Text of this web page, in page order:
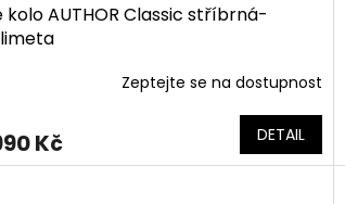
kolo AUTHOR Classic stříbrná-
Zeptejte se na dostupnost
Kč DETAIL